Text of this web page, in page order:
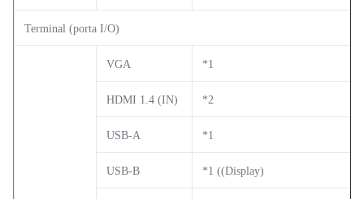
Terminal (porta I/O)
VGA *1
HDMI 1.4 (IN) *2
USB-A *1
USB-B *1 ((Display)